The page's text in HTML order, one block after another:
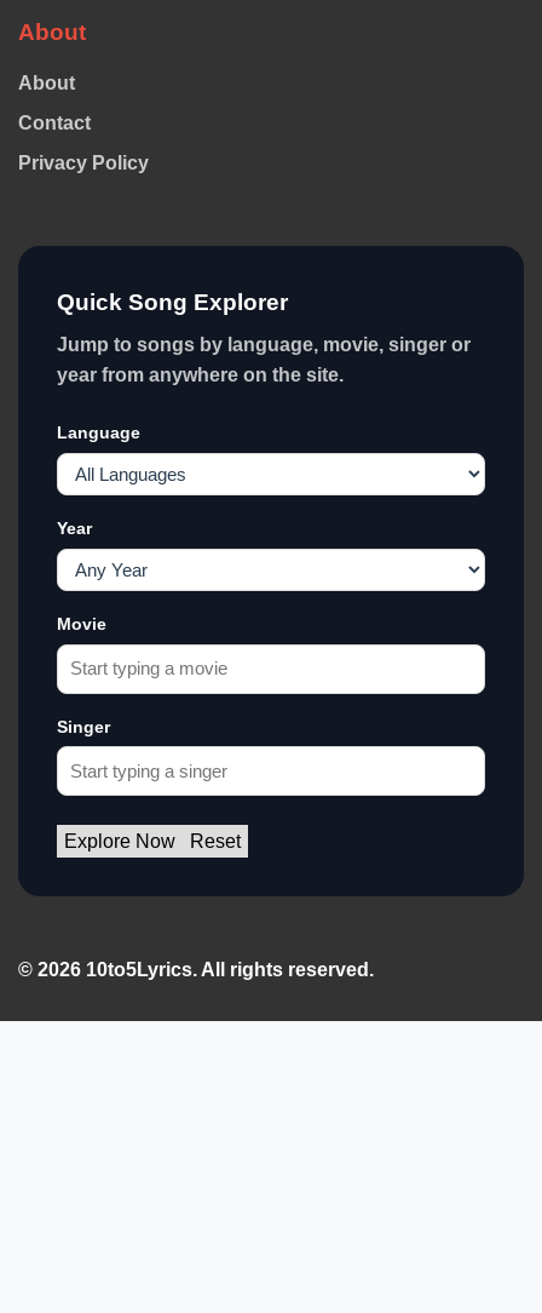
About
About
Contact
Privacy Policy
Quick Song Explorer
Jump to songs by language, movie, singer or
year from anywhere on the site.
Language
Year
Movie
Singer
Explore Now Reset
© 2026 10to5Lyrics. All rights reserved.